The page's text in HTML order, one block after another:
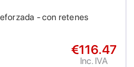
- con retenes
€116.47
Inc. IVA